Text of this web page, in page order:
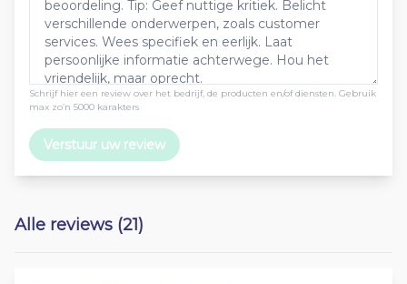
Schrijf hier een review over het bedrijf, de producten en/of diensten. Gebruik
max zo’n 5000 karakters
Verstuur uw review
Alle reviews (21)